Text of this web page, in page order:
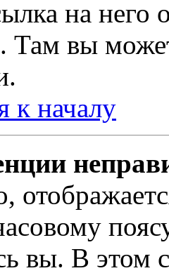
на него
Там вы
к началу
вы. В этом